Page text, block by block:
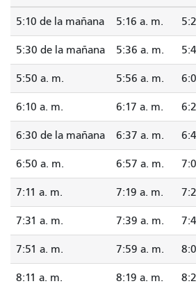
5:10 de la mañana 5:16 a. m.
5:30 de la mañana 5:36 a. m.
5:50 a. m. 5:56 a. m.
6:10 a. m. 6:17 a. m.
6:30 de la mañana 6:37 a. m.
6:50 a. m. 6:57 a. m.
7:11 a. m. 7:19 a. m.
7:31 a. m. 7:39 a. m.
7:51 a. m. 7:59 a. m.
8:11 a. m. 8:19 a. m.